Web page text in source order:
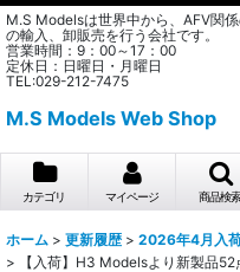
M.S Modelsは世界中から、AFV関
の輸入、卸販売を行う会社です。
営業時間：9：00～17：00
定休日：日曜日・月曜日
TEL:029-212-7475
M.S Models Web Shop
カテゴリ マイページ 商品検
ホーム > 更新履歴 > 2026年4月入
>
【入荷】H3 Modelsより新製品